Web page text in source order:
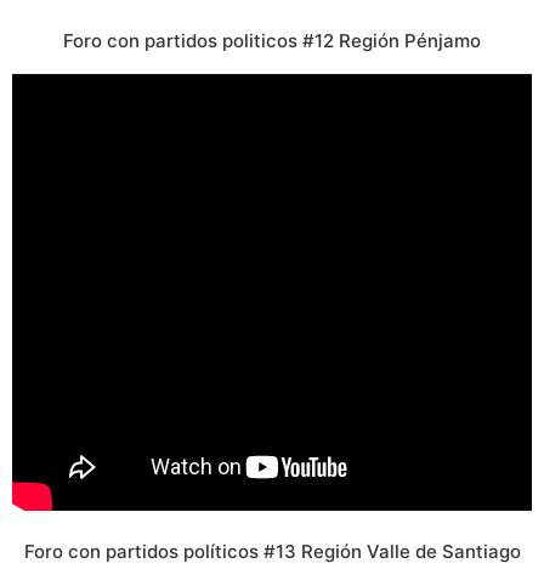
Foro con partidos politicos #12 Región Pénjamo
Foro con partidos políticos #13 Región Valle de Santiago